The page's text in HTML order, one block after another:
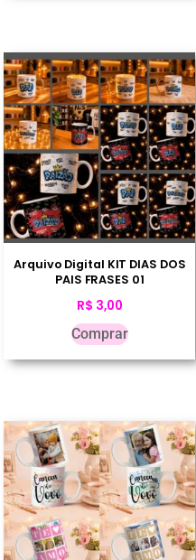
Arquivo Digital KIT DIAS DOS
PAIS FRASES 01
R$ 3,00
Comprar